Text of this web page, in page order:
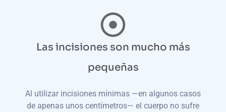
Las incisiones son mucho más
pequeñas
Al utilizar incisiones mínimas —en algunos casos
de apenas unos centímetros— el cuerpo no sufre